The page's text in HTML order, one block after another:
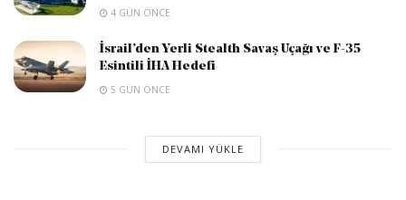
4 GÜN ÖNCE
İsrail’den Yerli Stealth Savaş Uçağı ve F-35
Esintili İHA Hedefi
5 GÜN ÖNCE
DEVAMI YÜKLE